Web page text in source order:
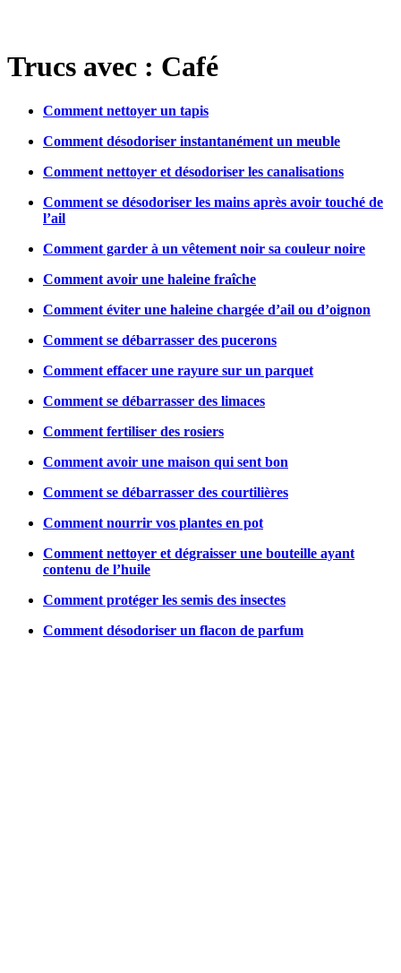
Trucs avec : Café
Comment nettoyer un tapis
Comment désodoriser instantanément un meuble
Comment nettoyer et désodoriser les canalisations
Comment se désodoriser les mains après avoir touché de
l’ail
Comment garder à un vêtement noir sa couleur noire
Comment avoir une haleine fraîche
Comment éviter une haleine chargée d’ail ou d’oignon
Comment se débarrasser des pucerons
Comment effacer une rayure sur un parquet
Comment se débarrasser des limaces
Comment fertiliser des rosiers
Comment avoir une maison qui sent bon
Comment se débarrasser des courtilières
Comment nourrir vos plantes en pot
Comment nettoyer et dégraisser une bouteille ayant
contenu de l’huile
Comment protéger les semis des insectes
Comment désodoriser un flacon de parfum